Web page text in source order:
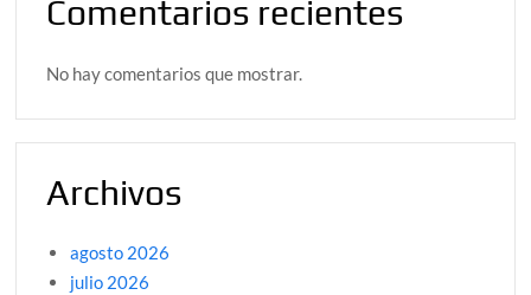
Comentarios recientes
No hay comentarios que mostrar.
Archivos
agosto 2026
julio 2026